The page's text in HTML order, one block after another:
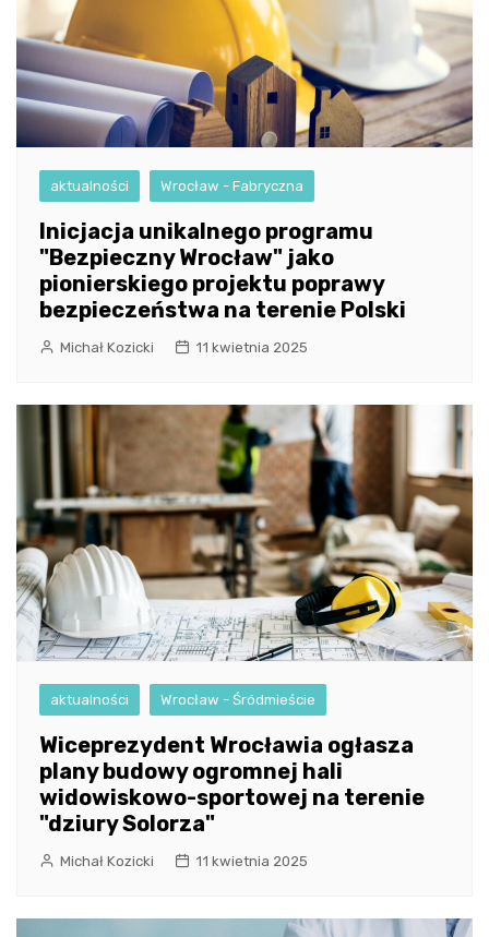
aktualności Wrocław - Fabryczna
Inicjacja unikalnego programu
"Bezpieczny Wrocław" jako
pionierskiego projektu poprawy
bezpieczeństwa na terenie Polski
Michał Kozicki 11 kwietnia 2025
aktualności Wrocław - Śródmieście
Wiceprezydent Wrocławia ogłasza
plany budowy ogromnej hali
widowiskowo-sportowej na terenie
"dziury Solorza"
Michał Kozicki 11 kwietnia 2025